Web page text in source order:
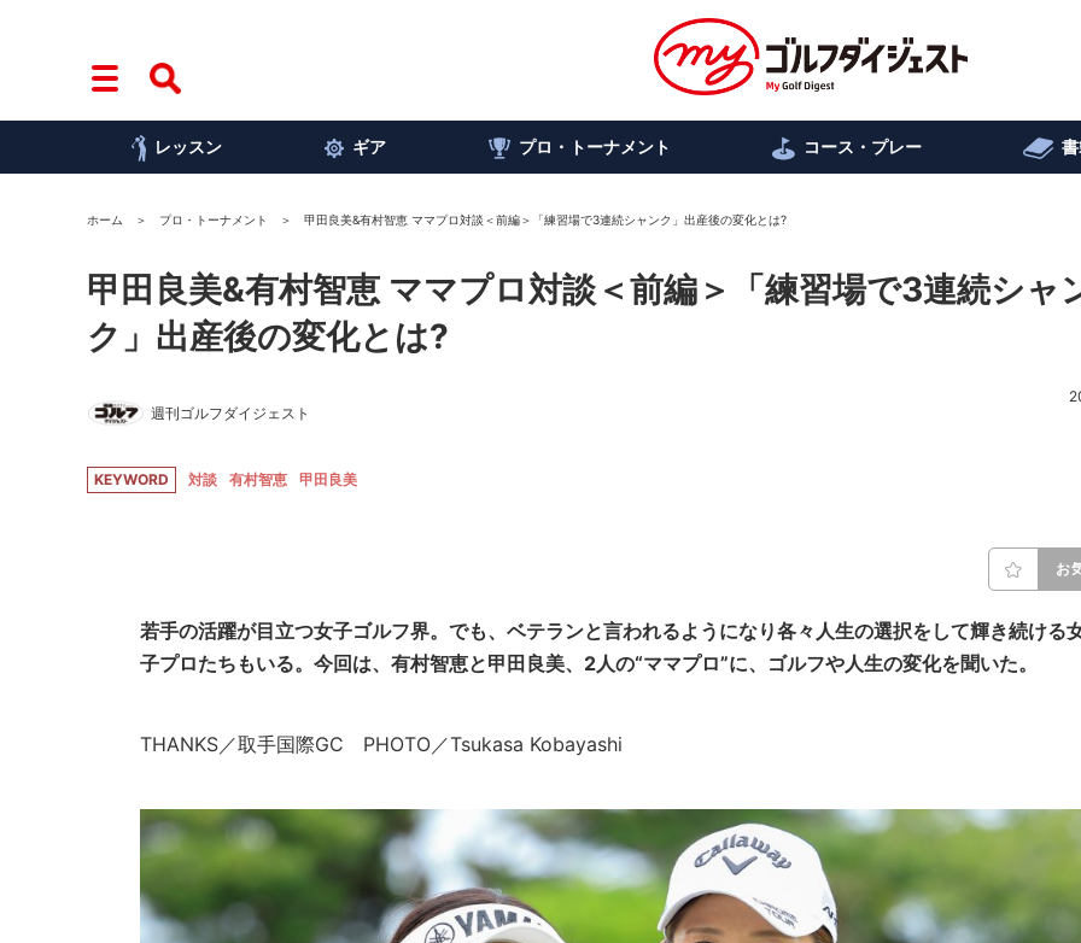
レッスン ギア プロ・トーナメント コース・プレー
ホーム プロ・トーナメント 甲田良美&有村智恵 ママプロ対談＜前編＞「練習場で3連続シャンク」出産後の変化とは?
甲田良美&有村智恵 ママプロ対談＜前編＞「練習場で3連続シャ
ク」出産後の変化とは?
週刊ゴルフダイジェスト
KEYWORD 対談 有村智恵 甲田良美
お
若手の活躍が目立つ女子ゴルフ界。でも、ベテランと言われるようになり各々人生の選択をして輝き続ける
子プロたちもいる。今回は、有村智恵と甲田良美、2人の“ママプロ”に、ゴルフや人生の変化を聞いた。
THANKS／取手国際GC PHOTO／Tsukasa Kobayashi